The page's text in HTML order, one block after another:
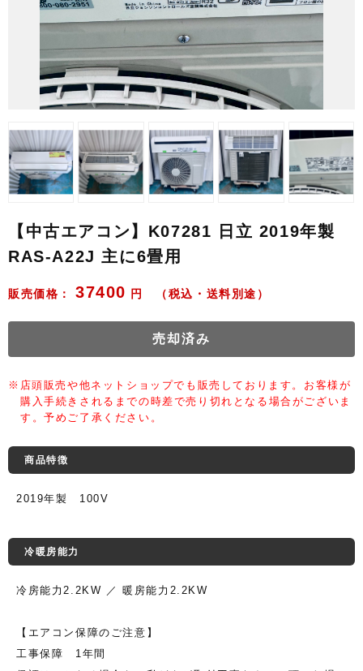
【中古エアコン】K07281 日立 2019年製
RAS-A22J 主に6畳用
販売価格： 37400 円 （税込・送料別途）
売却済み
※店頭販売や他ネットショップでも販売しております。お客様が
購入手続きされるまでの時差で売り切れとなる場合がございま
す。予めご了承ください。
商品特徴
2019年製 100V
冷暖房能力
冷房能力2.2KW ／ 暖房能力2.2KW
【エアコン保障のご注意】
工事保障 1年間